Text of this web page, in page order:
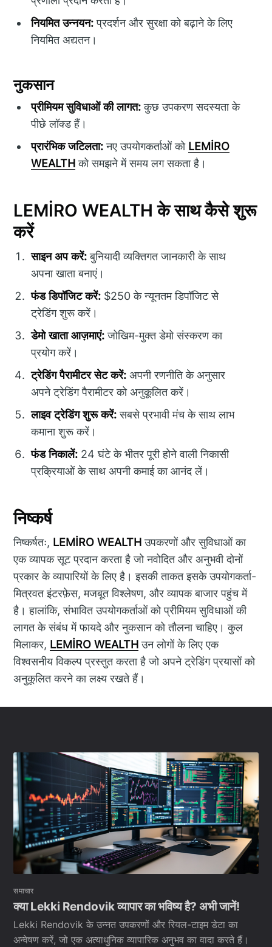
नियमित उन्नयन:प्रदर्शन और सुरक्षा को बढ़ाने के लिए
नियमित अद्यतन।
नुकसान
प्रीमियम सुविधाओं की लागत:कुछ उपकरण सदस्यता के
पीछे लॉक्ड हैं।
प्रारंभिक जटिलता:नए उपयोगकर्ताओं को LEMİRO
WEALTH को समझने में समय लग सकता है।
LEMİRO WEALTH के साथ कैसे शुरू
करें
साइन अप करें:बुनियादी व्यक्तिगत जानकारी के साथ
अपना खाता बनाएं।
फंड डिपॉजिट करें: $250 के न्यूनतम डिपॉजिट से
ट्रेडिंग शुरू करें।
डेमो खाता आज़माएं:जोखिम-मुक्त डेमो संस्करण का
प्रयोग करें।
ट्रेडिंग पैरामीटर सेट करें: अपनी रणनीति के अनुसार
अपने ट्रेडिंग पैरामीटर को अनुकूलित करें।
लाइव ट्रेडिंग शुरू करें:सबसे प्रभावी मंच के साथ लाभ
कमाना शुरू करें।
फंड निकालें: 24 घंटे के भीतर पूरी होने वाली निकासी
प्रक्रियाओं के साथ अपनी कमाई का आनंद लें।
निष्कर्ष
निष्कर्षतः, LEMİRO WEALTH उपकरणों और सुविधाओं का
एक व्यापक सूट प्रदान करता है जो नवोदित और अनुभवी दोनों
प्रकार के व्यापारियों के लिए है। इसकी ताकत इसके उपयोगकर्ता-
मित्रवत इंटरफ़ेस, मजबूत विश्लेषण, और व्यापक बाजार पहुंच में
है। हालांकि, संभावित उपयोगकर्ताओं को प्रीमियम सुविधाओं की
लागत के संबंध में फायदे और नुकसान को तौलना चाहिए। कुल
मिलाकर, LEMİRO WEALTH उन लोगों के लिए एक
विश्वसनीय विकल्प प्रस्तुत करता है जो अपने ट्रेडिंग प्रयासों को
अनुकूलित करने का लक्ष्य रखते हैं।
समाचार
क्या Lekki Rendovik व्यापार का भविष्य है? अभी जानें!
Lekki Rendovik के उन्नत उपकरणों और रियल-टाइम डेटा का
अन्वेषण करें, जो एक अत्याधुनिक व्यापारिक अनुभव का वादा करते हैं।